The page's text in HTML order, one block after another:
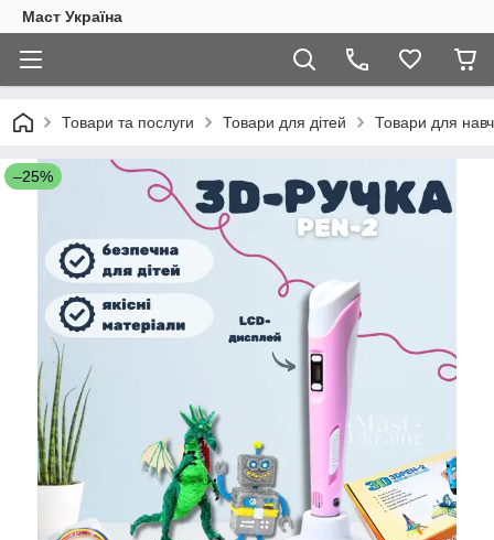
Маст Україна
Товари та послуги Товари для дітей Товари для
–25%